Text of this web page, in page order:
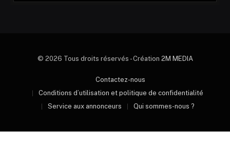
© 2026 Tous droits réservés - Création 2M MEDIA
Contactez-nous
Conditions d’utilisation et politique de confidentialité
Service aux annonceurs
Qui sommes-nous ?